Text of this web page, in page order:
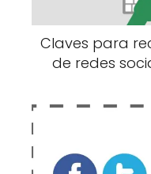
Claves para
de redes